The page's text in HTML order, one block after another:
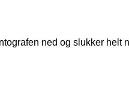
ned og slukker helt